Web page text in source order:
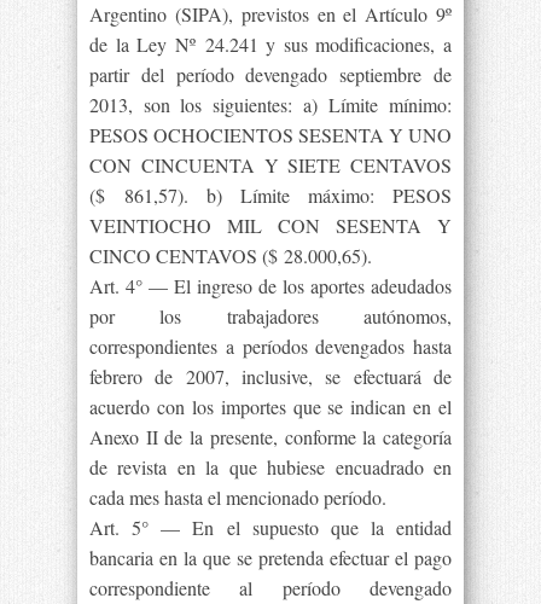
Argentino (SIPA), previstos en el Artículo 9º
de la Ley Nº 24.241 y sus modificaciones, a
partir del período devengado septiembre de
2013, son los siguientes: a) Límite mínimo:
PESOS OCHOCIENTOS SESENTA Y UNO
CON CINCUENTA Y SIETE CENTAVOS
($ 861,57). b) Límite máximo: PESOS
VEINTIOCHO MIL CON SESENTA Y
CINCO CENTAVOS ($ 28.000,65).
Art. 4° — El ingreso de los aportes adeudados
por los trabajadores autónomos,
correspondientes a períodos devengados hasta
febrero de 2007, inclusive, se efectuará de
acuerdo con los importes que se indican en el
Anexo II de la presente, conforme la categoría
de revista en la que hubiese encuadrado en
cada mes hasta el mencionado período.
Art. 5° — En el supuesto que la entidad
bancaria en la que se pretenda efectuar el pago
correspondiente al período devengado